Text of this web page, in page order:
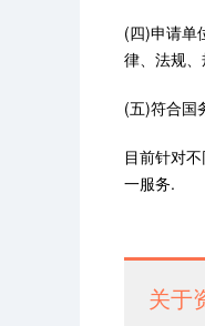
(四)申请单
律、法规
(五)符合国
目前针对
一服务.
关于